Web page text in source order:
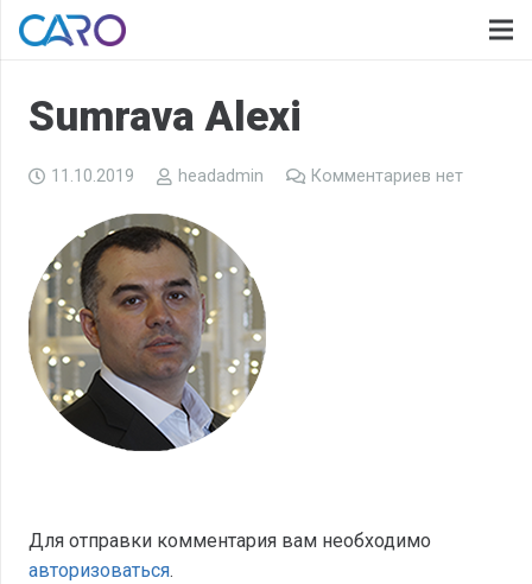
Sumrava Alexi
11.10.2019 headadmin Комментариев нет
Для отправки комментария вам необходимо
авторизоваться.